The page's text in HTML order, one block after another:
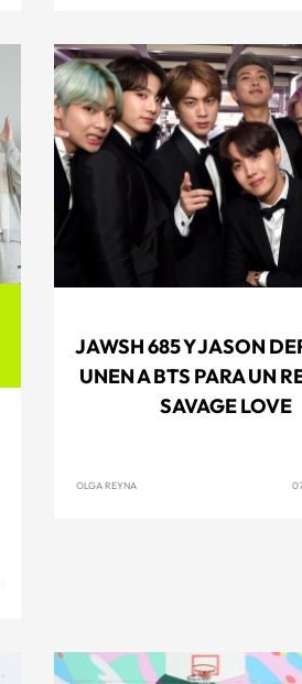
JAWSH 685 Y JASON
UNEN A BTS PARA UN
SAVAGE LOVE
OLGA REYNA